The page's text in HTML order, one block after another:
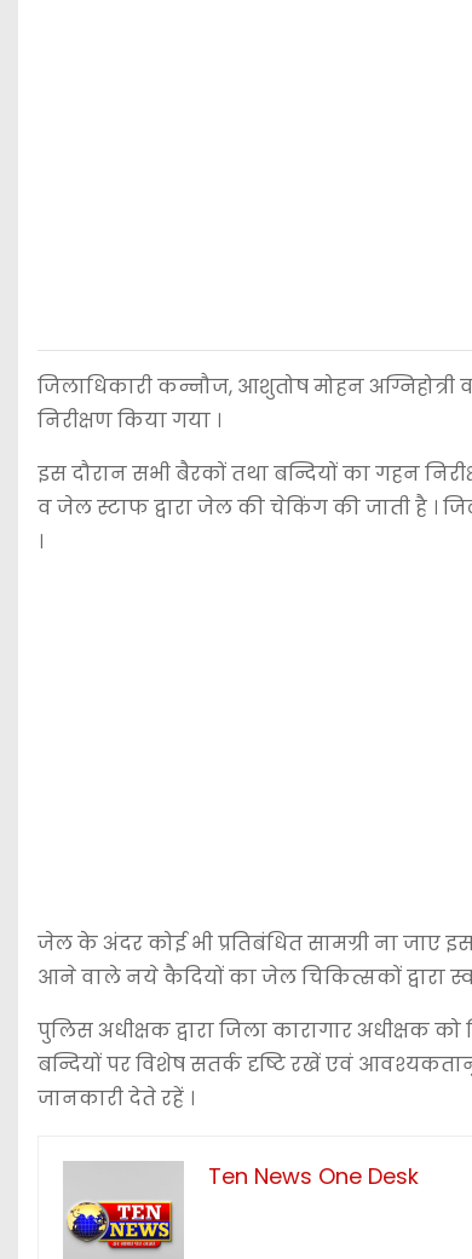
जिलाधिकारी कन्नौज, आशुतोष मोहन
निरीक्षण किया गया ।
इस दौरान सभी बैरकों तथा बन्दियों का गहन
व जेल स्टाफ द्वारा जेल की चेकिंग की जाती है ।
।
जेल के अंदर कोई भी प्रतिबंधित सामग्री ना जाए
आने वाले नये कैदियों का जेल चिकित्सकों द्वारा
पुलिस अधीक्षक द्वारा जिला कारागार अधीक्षक
बन्दियों पर विशेष सतर्क दृष्टि रखें एवं
जानकारी देते रहें ।
Ten News One Desk